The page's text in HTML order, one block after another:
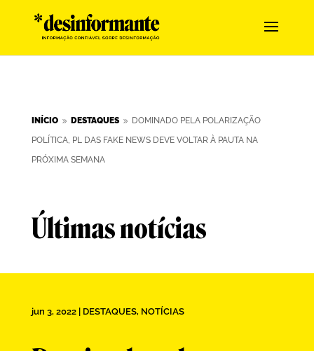
INÍCIO 9 DESTAQUES 9
DOMINADO PELA POLARIZAÇÃO
POLÍTICA, PL DAS FAKE NEWS DEVE VOLTAR À PAUTA NA
PRÓXIMA SEMANA
Últimas notícias
jun 3, 2022| DESTAQUES, NOTÍCIAS